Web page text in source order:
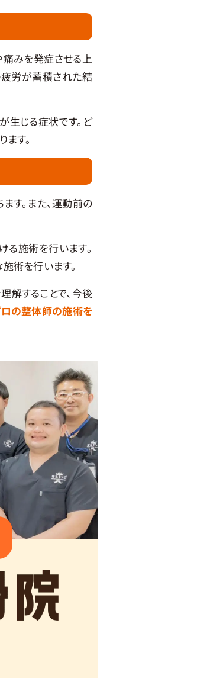
みを発症させる上
疲労が蓄積された結
生じる症状です。ど
す。
す。また、運動前の
施術を行います。
術を行います。
解することで、今後
の整体師の施術を